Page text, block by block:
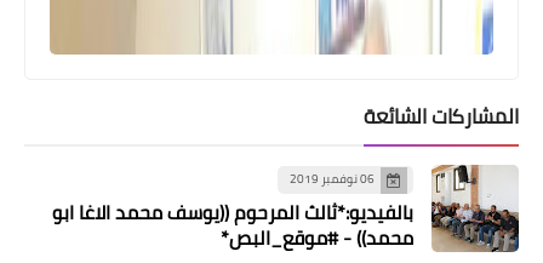
المشاركات الشائعة
06 نوفمبر 2019
بالفيديو:*ثالث المرحوم ((يوسف محمد الاغا ابو
محمد)) - #موقع_البص*